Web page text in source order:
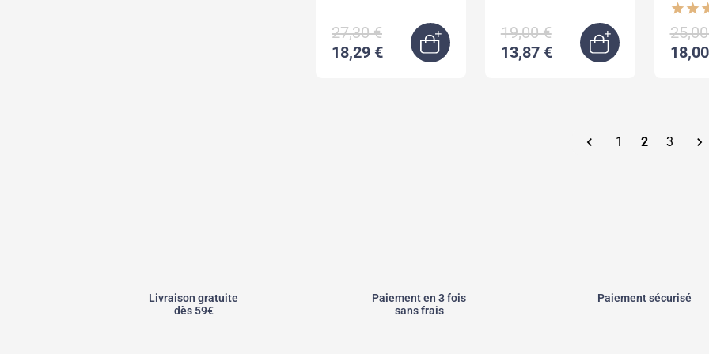
27,30 €
18,29 €
Ajouter au panier
19,00 €
13,87 €
Ajouter au
testostérone soutien
star star
 1 2 3 
Livraison gratuite
dès 59€
Paiement en 3 fois
sans frais
Paiement sécurisé